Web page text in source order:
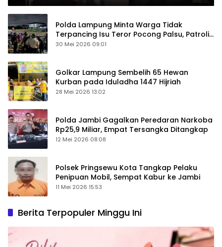
Polda Lampung Minta Warga Tidak
Terpancing Isu Teror Pocong Palsu, Patroli
Keamanan Ditingkatkan
30 Mei 2026 09:01
Golkar Lampung Sembelih 65 Hewan
Kurban pada Iduladha 1447 Hijriah
28 Mei 2026 13:02
Polda Jambi Gagalkan Peredaran Narkoba
Rp25,9 Miliar, Empat Tersangka Ditangkap
12 Mei 2026 08:08
Polsek Pringsewu Kota Tangkap Pelaku
Penipuan Mobil, Sempat Kabur ke Jambi
11 Mei 2026 15:53
Berita Terpopuler Minggu Ini